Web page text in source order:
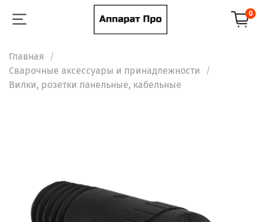
0
Главная
Сварочные аксессуары и принадлежности
Вилки, розетки панельные, кабельные